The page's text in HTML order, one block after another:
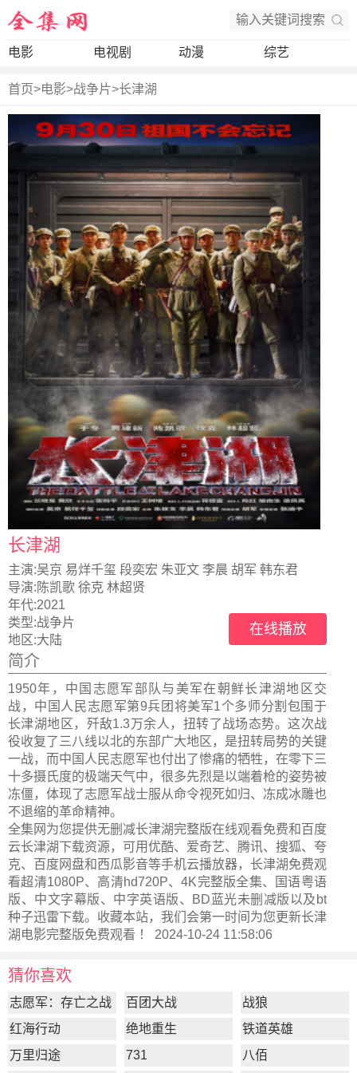
电影 电视剧 动漫 综艺
首页>电影>战争片>长津湖
长津湖
主演:吴京 易烊千玺 段奕宏 朱亚文 李晨 胡军 韩东君
导演: 陈凯歌 徐克 林超贤
年代:2021
类型:战争片
地区:大陆
在线播放
简介
1950年，中国志愿军部队与美军在朝鲜长津湖地区交
战，中国人民志愿军第9兵团将美军1个多师分割包围于
长津湖地区，歼敌1.3万余人，扭转了战场态势。这次战
役收复了三八线以北的东部广大地区，是扭转局势的关键
一战，而中国人民志愿军也付出了惨痛的牺牲，在零下三
十多摄氏度的极端天气中，很多先烈是以端着枪的姿势被
冻僵，体现了志愿军战士服从命令视死如归、冻成冰雕也
不退缩的革命精神。
全集网为您提供无删减长津湖完整版在线观看免费和百度
云长津湖下载资源，可用优酷、爱奇艺、腾讯、搜狐、夸
克、百度网盘和西瓜影音等手机云播放器，长津湖免费观
看超清1080P、高清hd720P、4K完整版全集、国语粤语
版、中文字幕版、中字英语版、BD蓝光未删减版以及bt
种子迅雷下载。收藏本站，我们会第一时间为您更新长津
湖电影完整版免费观看 ！ 2024-10-24 11:58:06
猜你喜欢
志愿军：存亡之战 百团大战
战狼
红海行动
绝地重生
铁道英雄
万里归途
731 八佰